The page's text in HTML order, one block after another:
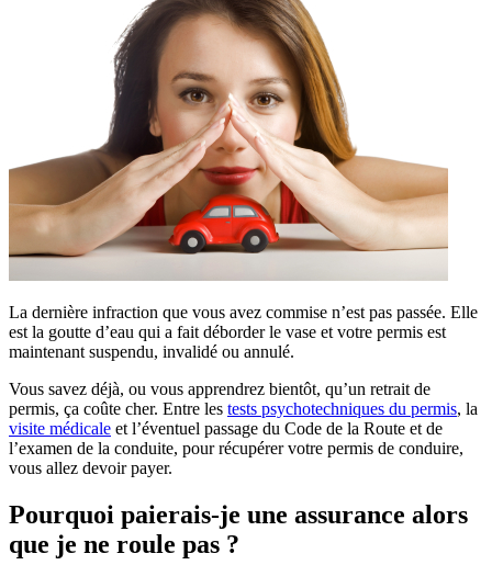
La dernière infraction que vous avez commise n’est pas passée. Elle
est la goutte d’eau qui a fait déborder le vase et votre permis est
maintenant suspendu, invalidé ou annulé.
Vous savez déjà, ou vous apprendrez bientôt, qu’un retrait de
permis, ça coûte cher. Entre les tests psychotechniques du permis, la
visite médicale et l’éventuel passage du Code de la Route et de
l’examen de la conduite, pour récupérer votre permis de conduire,
vous allez devoir payer.
Pourquoi paierais-je une assurance alors
que je ne roule pas ?